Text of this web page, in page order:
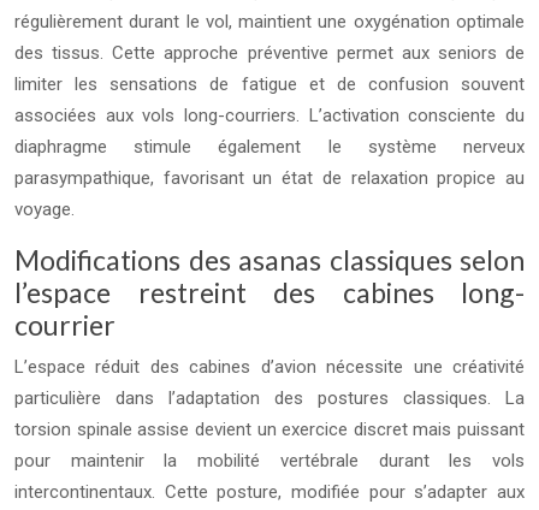
régulièrement durant le vol, maintient une oxygénation optimale
des tissus. Cette approche préventive permet aux seniors de
limiter les sensations de fatigue et de confusion souvent
associées aux vols long-courriers. L’activation consciente du
diaphragme stimule également le système nerveux
parasympathique, favorisant un état de relaxation propice au
voyage.
Modifications des asanas classiques selon
l’espace restreint des cabines long-
courrier
L’espace réduit des cabines d’avion nécessite une créativité
particulière dans l’adaptation des postures classiques. La
torsion spinale assise devient un exercice discret mais puissant
pour maintenir la mobilité vertébrale durant les vols
intercontinentaux. Cette posture, modifiée pour s’adapter aux